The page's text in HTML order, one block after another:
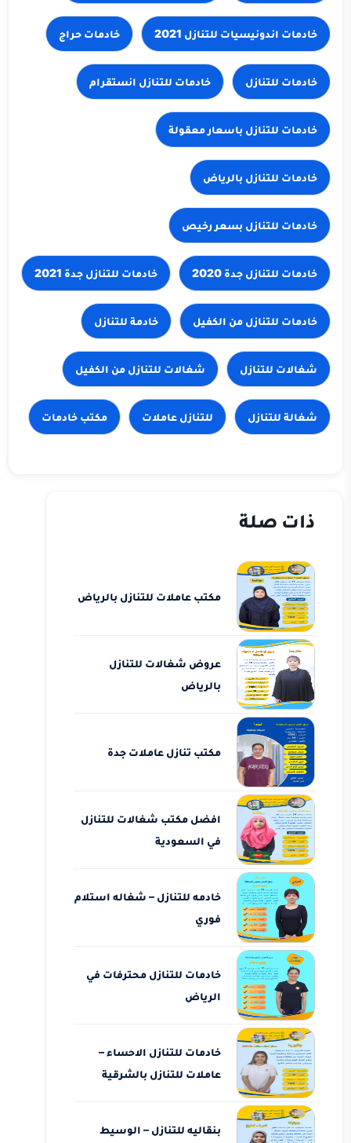
خادمات حراج
خادمات للتنازل
خادمات للتنازل باسعار معقولة
خادمات للتنازل جدة 2021
خادمة للتنازل
شغالات للتنازل شغالات للتنازل من الكفيل
شغالة للتنازل للتنازل عاملات مكتب خادمات
ذات صلة
مكتب عاملات للتنازل بالرياض
عروض شغالات للتنازل
بالرياض
مكتب تنازل عاملات جدة
افضل مكتب شغالات للتنازل
في السعودية
خادمه للتنازل – شغاله استلام
فوري
خادمات للتنازل محترفات في
الرياض
خادمات للتنازل الاحساء –
عاملات للتنازل بالشرقية
بنقاليه للتنازل – الوسيط